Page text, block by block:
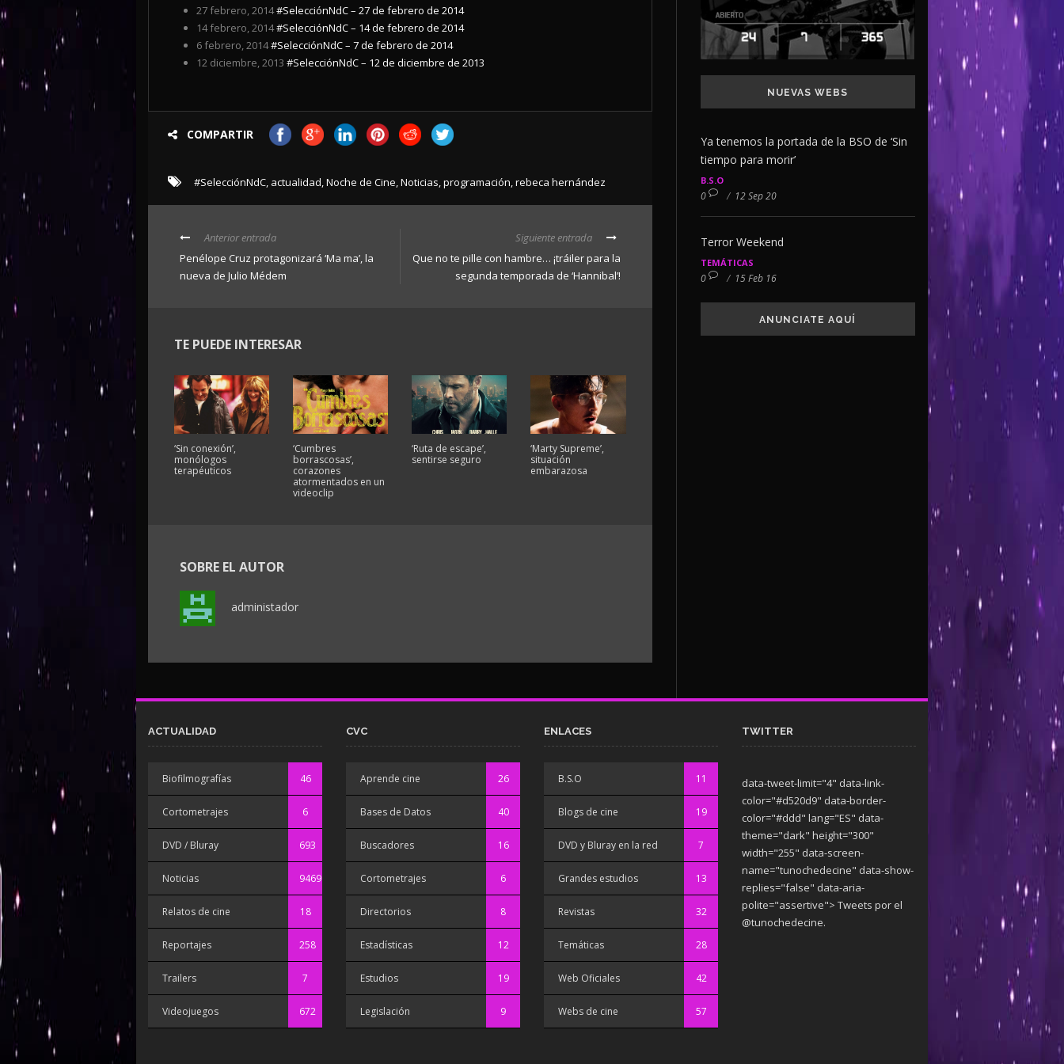
27 febrero, 2014#SelecciónNdC – 27 de febrero de 2014
14 febrero, 2014#SelecciónNdC – 14 de febrero de 2014
6 febrero, 2014#SelecciónNdC – 7 de febrero de 2014
12 diciembre, 2013 #SelecciónNdC – 12 de diciembre de 2013
COMPARTIR
#SelecciónNdC, actualidad,Noche de Cine,Noticias,programación,rebeca hernández
Anterior entrada
Penélope Cruz protagonizará ‘Ma ma’, la
nueva de Julio Médem
Siguiente entrada
Que no te pille con hambre… ¡tráiler para la
segunda temporada de ‘Hannibal’!
TE PUEDE INTERESAR
‘Sin conexión’,
monólogos
terapéuticos
‘Cumbres
borrascosas’,
corazones
atormentados en un
videoclip
‘Ruta de escape’,
sentirse seguro
‘Marty Supreme’,
situación
embarazosa
SOBRE EL AUTOR
administador
NUEVAS WEBS
Ya tenemos la portada de la BSO de ‘Sin
tiempo para morir’
B.S.O
0 / 12 Sep 20
Terror Weekend
TEMÁTICAS
0 / 15 Feb 16
ANUNCIATE AQUÍ
ACTUALIDAD
Biofilmografías 46
Cortometrajes 6
DVD / Bluray 693
Noticias 9469
Relatos de cine 18
Reportajes 258
Trailers 7
Videojuegos 672
CVC
Aprende cine 26
Bases de Datos 40
Buscadores 16
Cortometrajes 6
Directorios 8
Estadísticas 12
Estudios 19
Legislación 9
ENLACES
B.S.O 11
Blogs de cine 19
DVD y Bluray en la red 7
Grandes estudios 13
Revistas 32
Temáticas 28
Web Oficiales 42
Webs de cine 57
TWITTER
data-tweet-limit="4" data-link-
color="#d520d9" data-border-
color="#ddd" lang="ES" data-
theme="dark" height="300"
width="255" data-screen-
name="tunochedecine" data-show-
replies="false" data-aria-
polite="assertive"> Tweets por el
@tunochedecine.